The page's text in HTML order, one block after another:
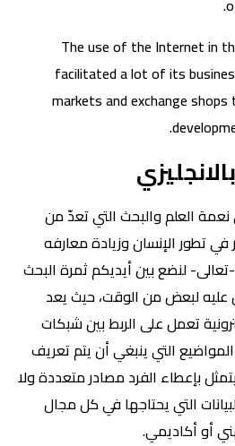
The use of the Internet in
facilitated a lot of its
markets and exchange
نعمة العلم والبحث التي تعدّ من
في تطور الإنسان وزيادة معارفه
تعالى- لنضع بين أيديكم ثمرة البحث
عليه لبعض من الوقت، حيث يعد
تعمل على الربط بين شبكات
المواضيع التي ينبغي أن يتم تعريف
بإعطاء الفرد مصادر متعددة ولا
التي يحتاجها في كل مجال
أو أكاديمي.